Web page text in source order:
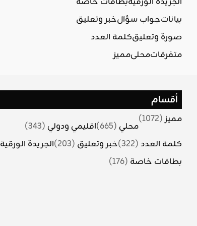
بياناتجواب سؤالخبر وتعليق
صورة وتعليقكلمة العدد
متفرقاتمحليمميز
أقسام
مميز(1072)
محلي (665) اقليمي ودولي (343)
كلمة العدد (322) خبر وتعليق (203) الجريدة الورقية
بطاقات خاصة (176)